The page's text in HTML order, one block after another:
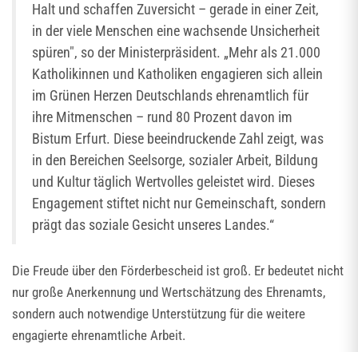
Halt und schaffen Zuversicht – gerade in einer Zeit,
in der viele Menschen eine wachsende Unsicherheit
spüren", so der Ministerpräsident. „Mehr als 21.000
Katholikinnen und Katholiken engagieren sich allein
im Grünen Herzen Deutschlands ehrenamtlich für
ihre Mitmenschen – rund 80 Prozent davon im
Bistum Erfurt. Diese beeindruckende Zahl zeigt, was
in den Bereichen Seelsorge, sozialer Arbeit, Bildung
und Kultur täglich Wertvolles geleistet wird. Dieses
Engagement stiftet nicht nur Gemeinschaft, sondern
prägt das soziale Gesicht unseres Landes.“
Die Freude über den Förderbescheid ist groß. Er bedeutet nicht
nur große Anerkennung und Wertschätzung des Ehrenamts,
sondern auch notwendige Unterstützung für die weitere
engagierte ehrenamtliche Arbeit.